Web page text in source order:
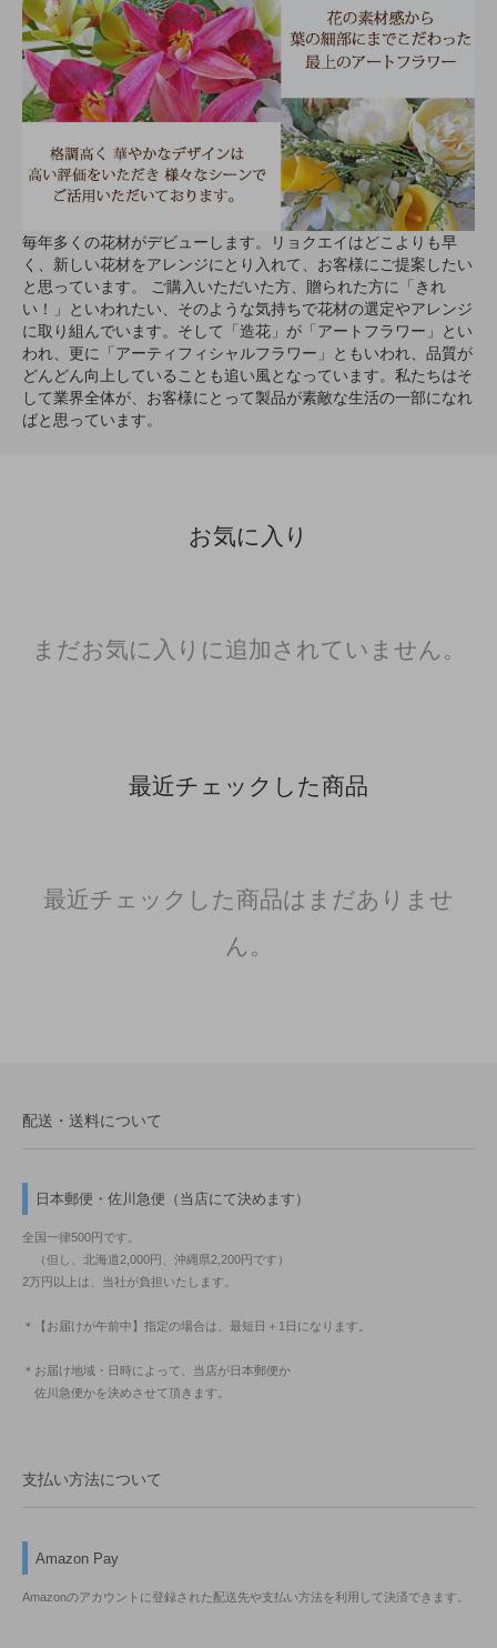
毎年多くの花材がデビューします。リョクエイはどこよりも早
く、新しい花材をアレンジにとり入れて、お客様にご提案したい
と思っています。 ご購入いただいた方、贈られた方に「きれ
い！」といわれたい、そのような気持ちで花材の選定やアレンジ
に取り組んでいます。そして「造花」が「アートフラワー」とい
われ、更に「アーティフィシャルフラワー」ともいわれ、品質が
どんどん向上していることも追い風となっています。私たちはそ
して業界全体が、お客様にとって製品が素敵な生活の一部になれ
ばと思っています。
お気に入り
まだお気に入りに追加されていません。
最近チェックした商品
最近チェックした商品はまだありませ
ん。
配送・送料について
日本郵便・佐川急便（当店にて決めます）
全国一律500円です。
（但し、北海道2,000円、沖縄県2,200円です）
2万円以上は、当社が負担いたします。
＊【お届けが午前中】指定の場合は、最短日＋1日になります。
＊お届け地域・日時によって、当店が日本郵便か
佐川急便かを決めさせて頂きます。
支払い方法について
Amazon Pay
Amazonのアカウントに登録された配送先や支払い方法を利用して決済できます。